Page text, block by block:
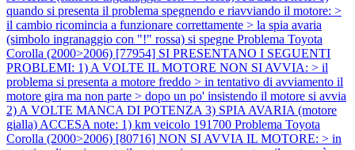
quando si presenta il problema spegnendo e riavviando il motore: >
il cambio ricomincia a funzionare correttamente > la spia avaria
(simbolo ingranaggio con "!" rossa) si spegne Problema Toyota
Corolla (2000>2006) [77954] SI PRESENTANO I SEGUENTI
PROBLEMI: 1) A VOLTE IL MOTORE NON SI AVVIA: > il
problema si presenta a motore freddo > in tentativo di avviamento il
motore gira ma non parte > dopo un po' insistendo il motore si avvia
2) A VOLTE MANCA DI POTENZA 3) SPIA AVARIA (motore
gialla) ACCESA note: 1) km veicolo 191700 Problema Toyota
Corolla (2000>2006) [80716] NON SI AVVIA IL MOTORE: > in